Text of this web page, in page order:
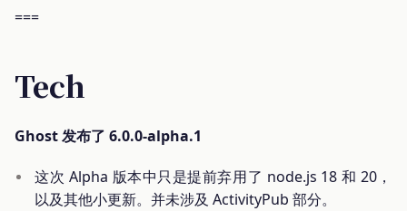
===
Tech
Ghost 发布了 6.0.0-alpha.1
这次 Alpha 版本中只是提前弃用了 node.js 18 和 20，
以及其他小更新。并未涉及 ActivityPub 部分。